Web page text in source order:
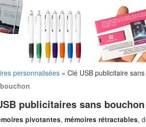
personnalisées » Clé USB publicitaire
publicitaires sans bouchon
pivotantes, mémoires rétractables,